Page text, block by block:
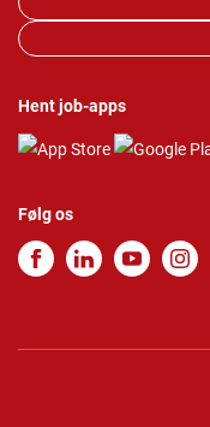
Hent job-apps
Følg os